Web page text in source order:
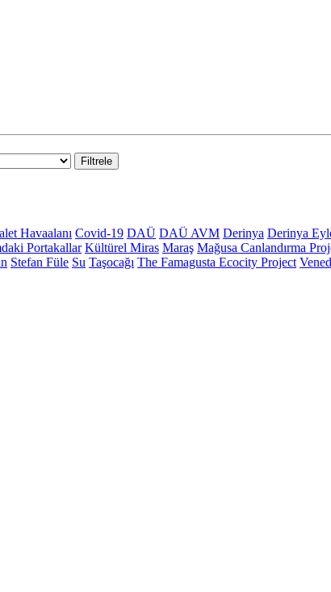
Havaalanı Covid-19 DAÜ DAÜ AVM Derinya Derinya
Portakallar Kültürel Miras Maraş Mağusa Canlandırma
Stefan Füle Su Taşocağı The Famagusta Ecocity Project